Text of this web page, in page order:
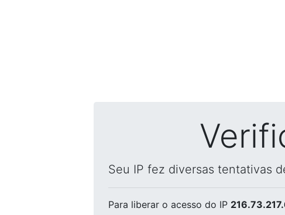
Seu IP fez diversas tentativas
Para liberar o acesso do IP